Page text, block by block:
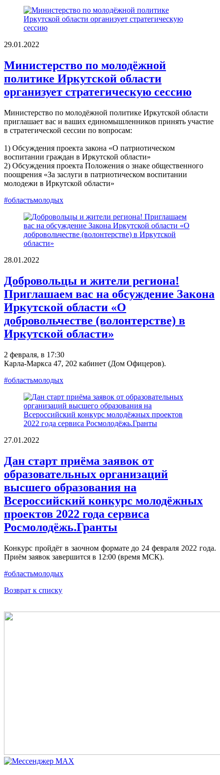
29.01.2022
Министерство по молодёжной
политике Иркутской области
организует стратегическую сессию
Министерство по молодёжной политике Иркутской области
приглашает вас и ваших единомышленников принять участие
в стратегической сессии по вопросам:
1) Обсуждения проекта закона «О патриотическом
воспитании граждан в Иркутской области»
2) Обсуждения проекта Положения о знаке общественного
поощрения «За заслуги в патриотическом воспитании
молодежи в Иркутской области»
#областьмолодых
28.01.2022
Добровольцы и жители региона!
Приглашаем вас на обсуждение Закона
Иркутской области «О
добровольчестве (волонтерстве) в
Иркутской области»
2 февраля, в 17:30
Карла-Маркса 47, 202 кабинет (Дом Офицеров).
#областьмолодых
27.01.2022
Дан старт приёма заявок от
образовательных организаций
высшего образования на
Всероссийский конкурс молодёжных
проектов 2022 года сервиса
Росмолодёжь.Гранты
Конкурс пройдёт в заочном формате до 24 февраля 2022 года.
Приём заявок завершится в 12:00 (время МСК).
#областьмолодых
Возврат к списку